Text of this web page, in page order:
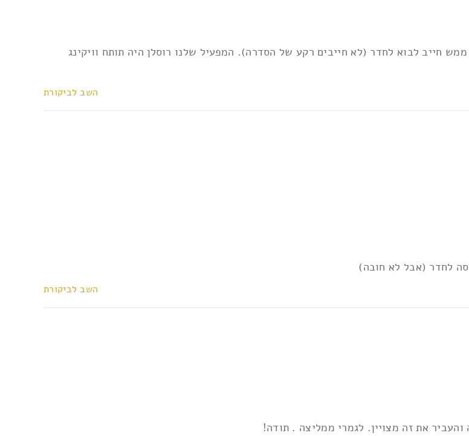
חייב לבוא לחדר (לא חייבים רקע של הסדרה). המפעיל שלנו רוסלן היה תותח וויקינג
השב לביקורת
לחדר (אבל לא חובה)
השב לביקורת
את זה מצויין. לגמרי ממליצה . תודה!